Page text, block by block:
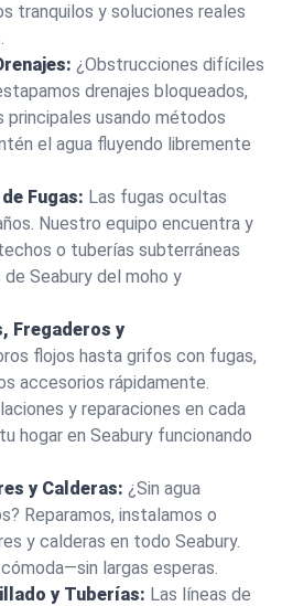
tranquilos y soluciones reales
¿Obstrucciones difíciles
drenajes bloqueados,
usando métodos
el agua fluyendo libremente
Fugas: Las fugas ocultas
Nuestro equipo encuentra y
o tuberías subterráneas
Seabury del moho y
Fregaderos y
flojos hasta grifos con fugas,
accesorios rápidamente.
y reparaciones en cada
hogar en Seabury funcionando
y Calderas: ¿Sin agua
Reparamos, instalamos o
y calderas en todo Seabury.
largas esperas.
y Tuberías: Las líneas de